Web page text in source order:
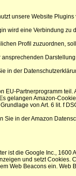
unsere Website
wird eine Verbindung
Profil zuzuordnen,
in der
EU-Partnerprogramm
gelangen Amazon-
von Art. 6 lit. f
Sie in der Amazon
ist die Google Inc., 1600
und setzt Cookies.
Web Beacons ein.